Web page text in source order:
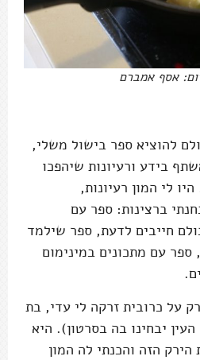
אסף אמברם
להוציא ספר בישול משלי,
בידע ורעיונות שיהפכו
לי המון רעיונות,
ברצינות: ספר עם
חייבים לדעת, ספר שילמד
עם מתכונים במינימום
על כרובית זרקה לי עדי, בת
יבחינו בה בסרטון). היא
הזה והכנתי לה המון